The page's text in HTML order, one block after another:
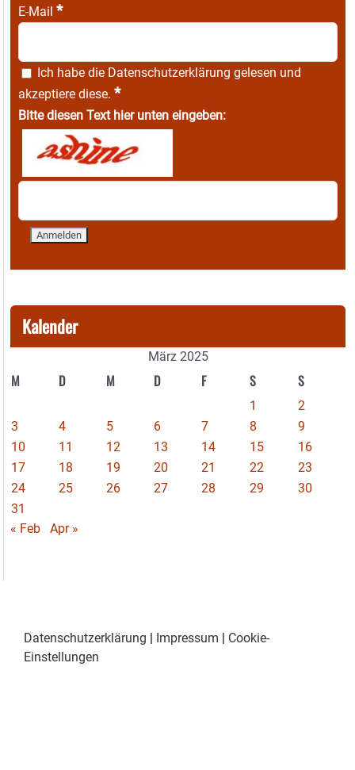
E-Mail *
Ich habe die Datenschutzerklärung gelesen und
akzeptiere diese. *
Bitte diesen Text hier unten eingeben:
Kalender
März 2025
M D M D F S S
1
2
3
4 5 6 7 8
9
10
11 12 13 14 15
16
17
18 19 20 21 22
23
24
25 26 27 28 29
30
31
« Feb
Apr »
Datenschutzerklärung | Impressum | Cookie-
Einstellungen